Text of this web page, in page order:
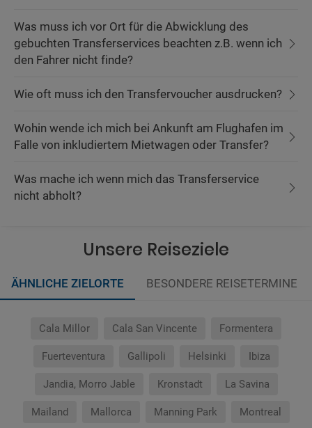
Was muss ich vor Ort für die Abwicklung des
gebuchten Transferservices beachten z.B. wenn ich
den Fahrer nicht finde?
Wie oft muss ich den Transfervoucher ausdrucken?
Wohin wende ich mich bei Ankunft am Flughafen im
Falle von inkludiertem Mietwagen oder Transfer?
Was mache ich wenn mich das Transferservice
nicht abholt?
Unsere Reiseziele
ÄHNLICHE ZIELORTE BESONDERE REISETERMINE
Cala Millor Cala San Vincente Formentera
Fuerteventura Gallipoli Helsinki Ibiza
Jandia, Morro Jable Kronstadt La Savina
Mailand Mallorca Manning Park Montreal